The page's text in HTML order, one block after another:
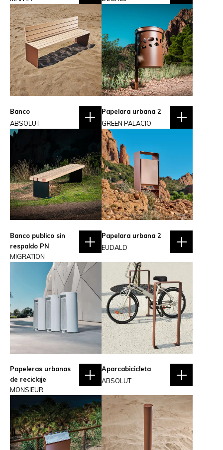
Banco
ABSOLUT
Papelara urbana 2
GREEN PALACIO
Banco publico sin
respaldo PN
MIGRATION
Papelara urbana 2
EUDALD
Papeleras urbanas
de reciclaje
MONSIEUR
Aparcabicicleta
ABSOLUT